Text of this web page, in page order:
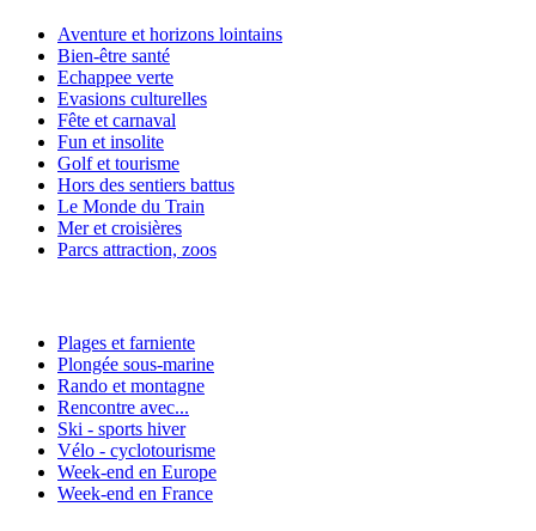
Aventure et horizons lointains
Bien-être santé
Echappee verte
Evasions culturelles
Fête et carnaval
Fun et insolite
Golf et tourisme
Hors des sentiers battus
Le Monde du Train
Mer et croisières
Parcs attraction, zoos
Plages et farniente
Plongée sous-marine
Rando et montagne
Rencontre avec...
Ski - sports hiver
Vélo - cyclotourisme
Week-end en Europe
Week-end en France